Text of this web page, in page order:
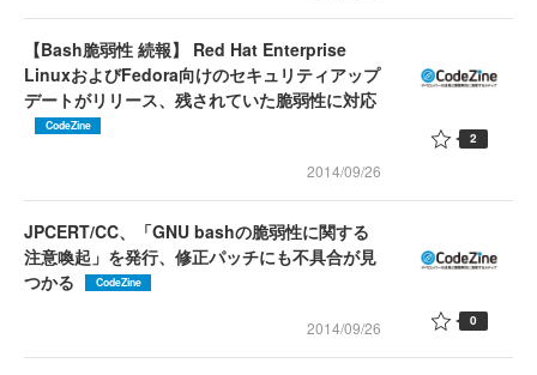
【Bash脆弱性 続報】 Red Hat Enterprise
LinuxおよびFedora向けのセキュリティアップ
デートがリリース、残されていた脆弱性に対応
CodeZine
2014/09/26
2
JPCERT/CC、「GNU bashの脆弱性に関する
注意喚起」を発行、修正パッチにも不具合が見
つかる
CodeZine
2014/09/26 0